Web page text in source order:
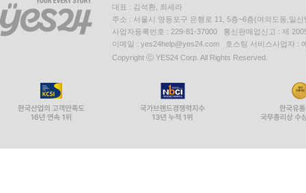
대표 : 김석환, 최세라
주소 : 서울시 영등포구 은행로 11, 5층~6층(여의도동,일신
사업자등록번호 : 229-81-37000 통신판매업신고 : 제
이메일 : yes24help@yes24.com 호스팅 서비스사업자 :
Copyright ⓒ YES24 Corp. All Rights Reserved.